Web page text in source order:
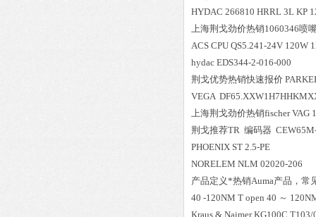
HYDAC 266810 HRRL 3L KP
上海荆戈劲价热销1060346喷
ACS CPU QS5.241-24V 120W
hydac EDS344-2-016-000
荆戈优势热销快速报价
VEGA
上海荆戈劲价热销fischer VAG
荆戈推荐TR 编码器
PHOENIX ST 2.5-PE
NORELEM NLM 02020-206
产品定义*热销Auma产品，常
40 -120NM T open 40 ～
Kraus & Naimer KG100C T103/